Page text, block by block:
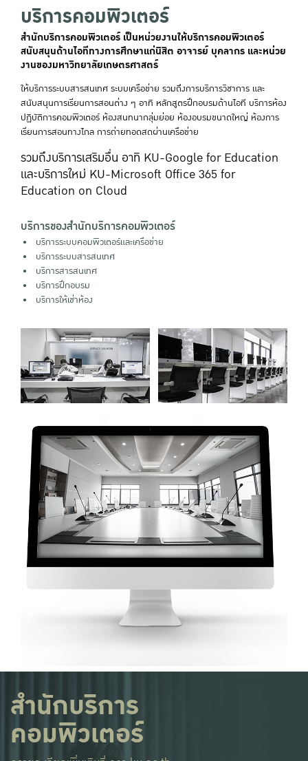
บริการคอมพิวเตอร์
สำนักบริการคอมพิวเตอร์ เป็นหน่วยงานให้บริการคอมพิวเตอร์
สนับสนุนด้านไอทีทางการศึกษาแก่นิสิต อาจารย์ บุคลากร และหน่วย
งานของมหาวิทยาลัยเกษตรศาสตร์
ให้บริการระบบสารสนเทศ ระบบเครือข่าย รวมถึงการบริการวิชาการ และ
สนับสนุนการเรียนการสอนต่าง ๆ อาทิ หลักสูตรฝึกอบรมด้านไอที บริการห้อง
ปฏิบัติการคอมพิวเตอร์ ห้องสนทนากลุ่มย่อย ห้องอบรมขนาดใหญ่ ห้องการ
เรียนการสอนทางไกล การถ่ายทอดสดผ่านเครือข่าย
รวมถึงบริการเสริมอื่น อาทิ KU-Google for Education
และบริการใหม่ KU-Microsoft Office 365 for
Education on Cloud
บริการของสำนักบริการคอมพิวเตอร์
บริการระบบคอมพิวเตอร์และเครือข่าย
บริการระบบสารสนเทศ
บริการสารสนเทศ
บริการฝึกอบรม
บริการให้เช่าห้อง
สำนักบริการ
คอมพิวเตอร์